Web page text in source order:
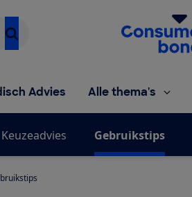
Homepage
Advies Alle thema's
Keuzeadvies Gebruikstips